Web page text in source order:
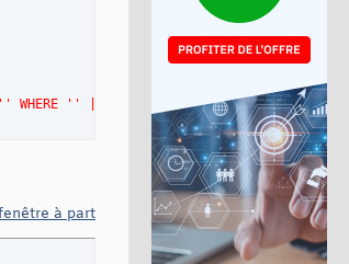
' WHERE ' ' || cle_dest || '' = enreg.'' ||
à part